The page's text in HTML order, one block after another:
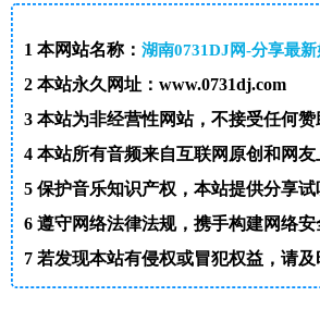
1 本网站名称： 湖南0731DJ网-分享最
2本站永久网址：www.0731dj.com
3本站为非经营性网站，不接受任何赞
4本站所有音频来自互联网原创和网友
5保护音乐知识产权，本站提供分享试
6遵守网络法律法规，携手构建网络安
7若发现本站有侵权或冒犯权益，请及